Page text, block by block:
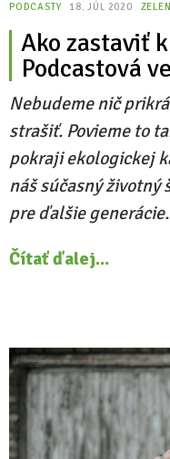
PODCASTY 18. JÚL 2020
Ako zastaviť
Podcastová
Nebudeme nič
strašiť. Povieme to
pokraji ekologickej
náš súčasný životný
pre ďalšie generácie.
Čítať ďalej...